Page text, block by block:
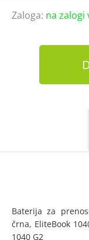
Zaloga: na zalogi
Baterija za
črna, EliteBook
1040 G2